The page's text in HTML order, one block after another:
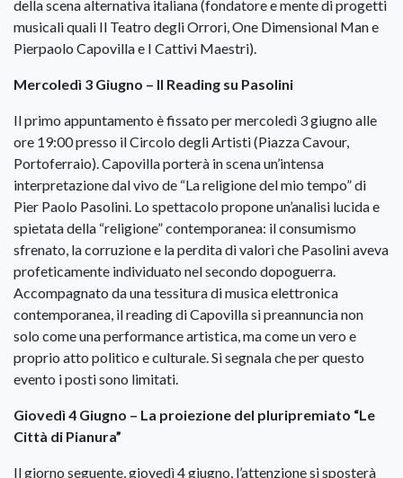
della scena alternativa italiana (fondatore e mente di progetti
musicali quali Il Teatro degli Orrori, One Dimensional Man e
Pierpaolo Capovilla e I Cattivi Maestri).
Mercoledì 3 Giugno – Il Reading su Pasolini
Il primo appuntamento è fissato per mercoledì 3 giugno alle
ore 19:00 presso il Circolo degli Artisti (Piazza Cavour,
Portoferraio). Capovilla porterà in scena un’intensa
interpretazione dal vivo de “La religione del mio tempo” di
Pier Paolo Pasolini. Lo spettacolo propone un’analisi lucida e
spietata della “religione” contemporanea: il consumismo
sfrenato, la corruzione e la perdita di valori che Pasolini aveva
profeticamente individuato nel secondo dopoguerra.
Accompagnato da una tessitura di musica elettronica
contemporanea, il reading di Capovilla si preannuncia non
solo come una performance artistica, ma come un vero e
proprio atto politico e culturale. Si segnala che per questo
evento i posti sono limitati.
Giovedì 4 Giugno – La proiezione del pluripremiato “Le
Città di Pianura”
Il giorno seguente, giovedì 4 giugno, l’attenzione si sposterà